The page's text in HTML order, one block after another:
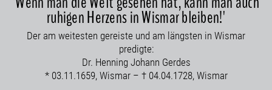
ruhigen Herzens in Wismar bleiben!'
Der am weitesten gereiste und am längsten in Wismar
predigte:
Dr. Henning Johann Gerdes
* 03.11.1659, Wismar – † 04.04.1728, Wismar